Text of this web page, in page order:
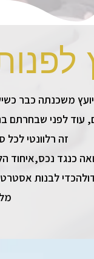
עוד לפני
:זה רלוונטי
נכס,איחוד
לבנות